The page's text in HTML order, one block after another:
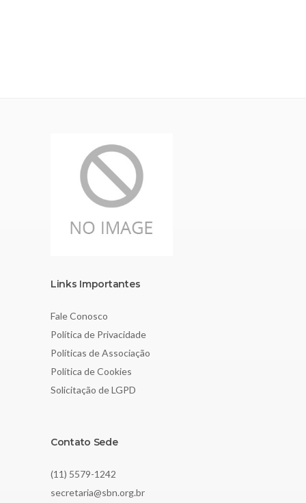
Links Importantes
Fale Conosco
Política de Privacidade
Políticas de Associação
Política de Cookies
Solicitação de LGPD
Contato Sede
(11) 5579-1242
secretaria@sbn.org.br